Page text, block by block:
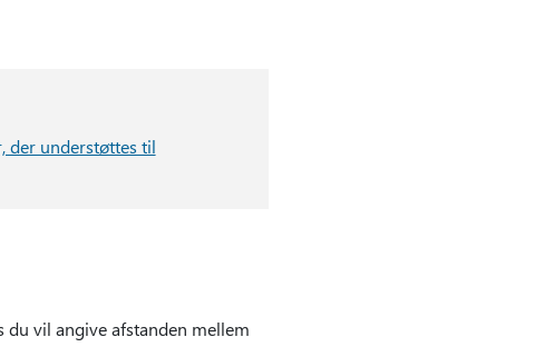
der understøttes til
du vil angive afstanden mellem